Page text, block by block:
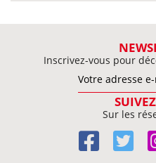
Inscrivez-vous pour
Sur les